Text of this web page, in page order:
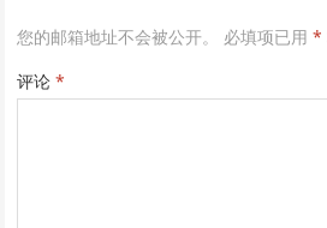
您的邮箱地址不会被公开。 必填项已用*
评论*